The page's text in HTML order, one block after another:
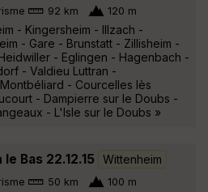
92 km 120 m
- Kingersheim - Illzach -
- Gare - Brunstatt - Zillisheim -
- Eglingen - Hagenbach -
- Valdieu Luttran -
- Courcelles lès
- Dampierre sur le Doubs -
- L'Isle sur le Doubs »
Bas 22.12.15 Wittenheim
50 km 100 m